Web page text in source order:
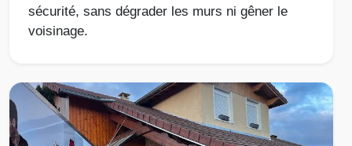
sécurité, sans dégrader les murs ni gêner le
voisinage.